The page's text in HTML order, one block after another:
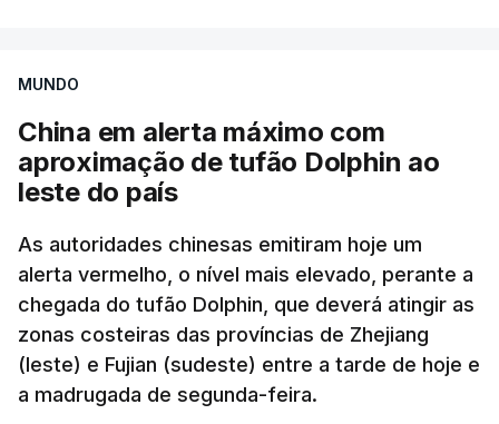
aplicação do plano de desarmamento do Hamas.
Além disso, o correspondente do canal de
televisão israelita i24News, que também teve
acesso às deliberações do Gabinete, recordou na
autorização formal de Israel para a entrada em
Gaza da Força Internacional de Estabilização, um
contingente multinacional proposto no âmbito do
Conselho da Paz promovido por Trump.
Meios de comunicação social israelitas
MUNDO
China em alerta máximo com
aproximação de tufão Dolphin ao
leste do país
As autoridades chinesas emitiram hoje um
alerta vermelho, o nível mais elevado, perante a
chegada do tufão Dolphin, que deverá atingir as
zonas costeiras das províncias de Zhejiang
(leste) e Fujian (sudeste) entre a tarde de hoje e
a madrugada de segunda-feira.